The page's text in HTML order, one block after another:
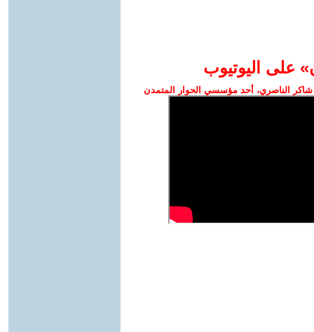
على اليوتيوب
الناصري، أحد مؤسسي الحوار المتمدن